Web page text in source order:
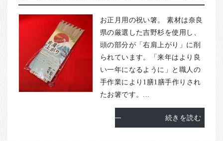
お正月用の祝い箸。 素材は奈良
県の厳選した吉野杉を使用し、
頭の部分が「右肩上がり」に削
られています。「来年はより良
い一年になるように」と職人の
手作業により1膳1膳手作りされ
たお箸です。...
続きを読む